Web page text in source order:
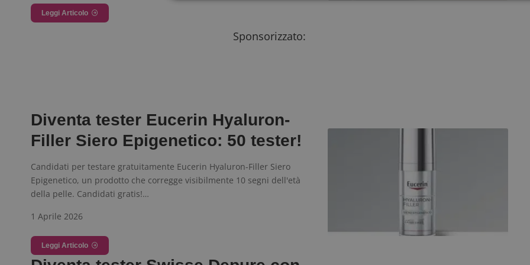
Leggi Articolo
Sponsorizzato:
Diventa tester Eucerin Hyaluron-
Filler Siero Epigenetico: 50 tester!
Candidati per testare gratuitamente Eucerin Hyaluron-Filler Siero
Epigenetico, un prodotto che corregge visibilmente 10 segni dell'età
della pelle. Candidati gratis!…
1 Aprile 2026
Leggi Articolo
I cookie strettamente necessari consentono le funzionalità principali del sito web come l'accesso dell'utente
ApplicationGatewayAffinityCORS
diae.emailsp.com Sessione
Questo cookie viene
4
settimane
2 giorni
consenso sui cookie dei
Google Privacy Policy